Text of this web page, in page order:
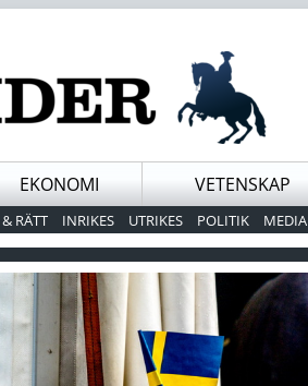
EKONOMI VETENSKAP
RÄTT INRIKES UTRIKES POLITIK MEDIA